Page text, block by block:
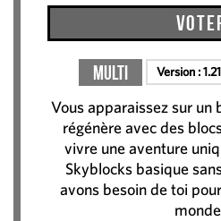
Multi Version :
Vous apparaissez sur un
régénère avec des
vivre une aventure
Skyblocks basique
avons besoin de toi